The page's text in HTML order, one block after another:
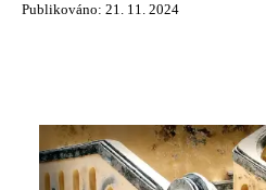
Publikováno: 21. 11. 2024